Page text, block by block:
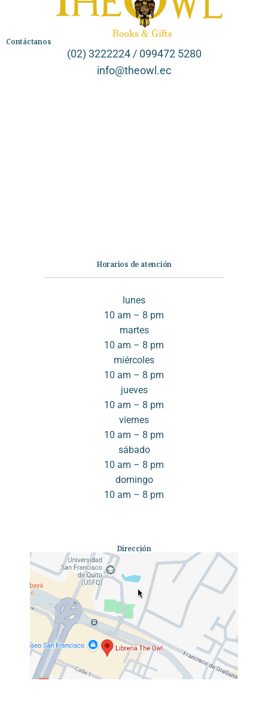
Contáctanos
(02) 3222224 / 099472 5280
info@theowl.ec
Horarios de atención
lunes
10 am – 8 pm
martes
10 am – 8 pm
miércoles
10 am – 8 pm
jueves
10 am – 8 pm
viernes
10 am – 8 pm
sábado
10 am – 8 pm
domingo
10 am – 8 pm
Dirección